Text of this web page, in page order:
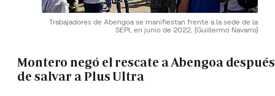
Trabajadores de Abengoa se manifiestan frente a la sede de la
SEPI, en junio de 2022. (Guillermo Navarro)
Montero negó el rescate a Abengoa después
de salvar a Plus Ultra